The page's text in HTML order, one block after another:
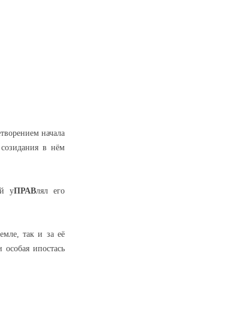
начала
в нём
уПРАВлял его
так и за её
особая ипостась